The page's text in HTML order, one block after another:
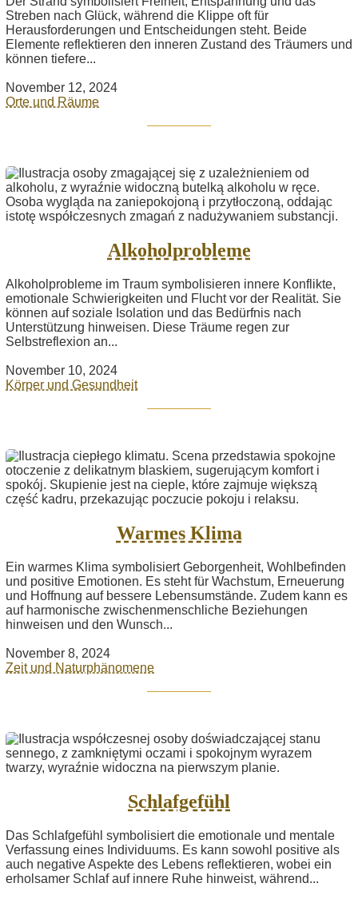
Streben nach Glück, während die Klippe oft für
Herausforderungen und Entscheidungen steht. Beide
Elemente reflektieren den inneren Zustand des Träumers und
können tiefere...
November 12, 2024
Orte und Räume
Alkoholprobleme
Alkoholprobleme im Traum symbolisieren innere Konflikte,
emotionale Schwierigkeiten und Flucht vor der Realität. Sie
können auf soziale Isolation und das Bedürfnis nach
Unterstützung hinweisen. Diese Träume regen zur
Selbstreflexion an...
November 10, 2024
Körper und Gesundheit
Warmes Klima
Ein warmes Klima symbolisiert Geborgenheit, Wohlbefinden
und positive Emotionen. Es steht für Wachstum, Erneuerung
und Hoffnung auf bessere Lebensumstände. Zudem kann es
auf harmonische zwischenmenschliche Beziehungen
hinweisen und den Wunsch...
November 8, 2024
Zeit und Naturphänomene
Schlafgefühl
Das Schlafgefühl symbolisiert die emotionale und mentale
Verfassung eines Individuums. Es kann sowohl positive als
auch negative Aspekte des Lebens reflektieren, wobei ein
erholsamer Schlaf auf innere Ruhe hinweist, während...